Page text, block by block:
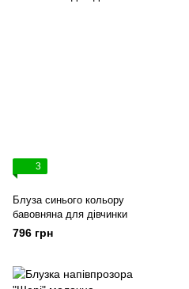
3
Блуза синього кольору
бавовняна для дівчинки
796 грн